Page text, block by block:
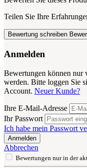
Teilen Sie Ihre
Bewertung schreiben
Anmelden
Bewertungen können nur
werden. Bitte loggen Sie
Account. Neuer Kunde?
Ihre E-Mail-Adresse
Ihr Passwort
Ich habe mein Passwort
Anmelden
Abbrechen
Bewertungen nur in der